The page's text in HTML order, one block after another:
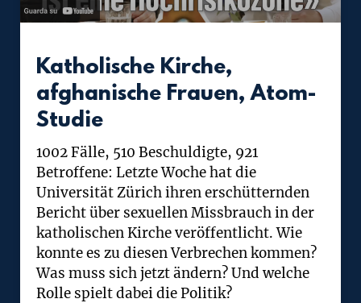
Katholische Kirche,
afghanische Frauen, Atom-
Studie
1002 Fälle, 510 Beschuldigte, 921
Betroffene: Letzte Woche hat die
Universität Zürich ihren erschütternden
Bericht über sexuellen Missbrauch in der
katholischen Kirche veröffentlicht. Wie
konnte es zu diesen Verbrechen kommen?
Was muss sich jetzt ändern? Und welche
Rolle spielt dabei die Politik?